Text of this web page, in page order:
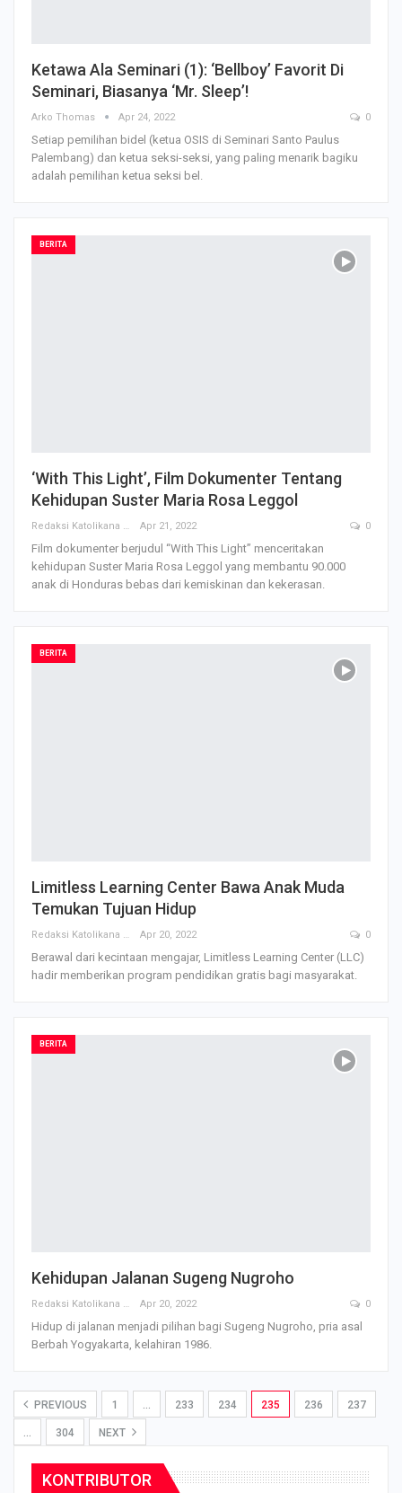
Ketawa Ala Seminari (1): ‘Bellboy’ Favorit Di
Seminari, Biasanya ‘Mr. Sleep’!
Arko Thomas Apr 24, 2022 0
Setiap pemilihan bidel (ketua OSIS di Seminari Santo Paulus
Palembang) dan ketua seksi-seksi, yang paling menarik bagiku
adalah pemilihan ketua seksi bel.
BERITA
‘With This Light’, Film Dokumenter Tentang
Kehidupan Suster Maria Rosa Leggol
Redaksi Katolikana Apr 21, 2022 0
Film dokumenter berjudul “With This Light” menceritakan
kehidupan Suster Maria Rosa Leggol yang membantu 90.000
anak di Honduras bebas dari kemiskinan dan kekerasan.
BERITA
Limitless Learning Center Bawa Anak Muda
Temukan Tujuan Hidup
Redaksi Katolikana Apr 20, 2022 0
Berawal dari kecintaan mengajar, Limitless Learning Center (LLC)
hadir memberikan program pendidikan gratis bagi masyarakat.
BERITA
Kehidupan Jalanan Sugeng Nugroho
Redaksi Katolikana Apr 20, 2022 0
Hidup di jalanan menjadi pilihan bagi Sugeng Nugroho, pria asal
Berbah Yogyakarta, kelahiran 1986.
PREVIOUS 1 … 233 234 235 236 237
… 304 NEXT
KONTRIBUTOR